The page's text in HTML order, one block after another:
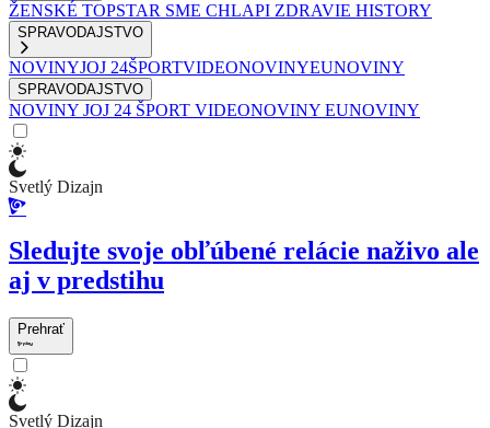
ŽENSKÉ TOPSTAR SME CHLAPI ZDRAVIE HISTORY
SPRAVODAJSTVO
NOVINYJOJ 24ŠPORTVIDEONOVINYEUNOVINY
SPRAVODAJSTVO
NOVINY JOJ 24 ŠPORT VIDEONOVINY EUNOVINY
Svetlý Dizajn
Sledujte svoje obľúbené relácie naživo ale
aj v predstihu
Prehrať
Svetlý Dizajn